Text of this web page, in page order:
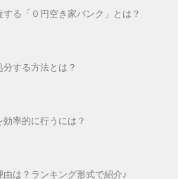
る「０円空き家バンク」とは？
する方法とは？
率的に行うには？
は？ランキング形式で紹介♪